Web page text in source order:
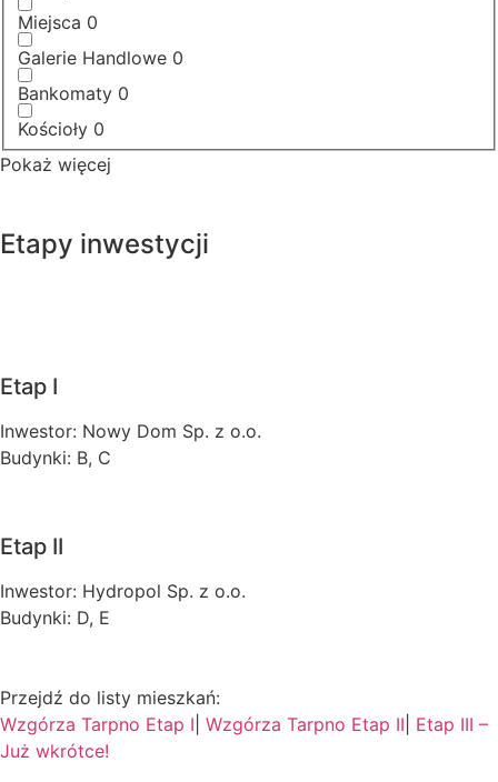
Miejsca 0
Galerie Handlowe 0
Bankomaty 0
Kościoły 0
Pokaż więcej
Etapy inwestycji
Etap I
Inwestor: Nowy Dom Sp. z o.o.
Budynki: B, C
Etap II
Inwestor: Hydropol Sp. z o.o.
Budynki: D, E
Przejdź do listy mieszkań:
Wzgórza Tarpno Etap I Wzgórza Tarpno Etap II Etap III –
Już wkrótce!